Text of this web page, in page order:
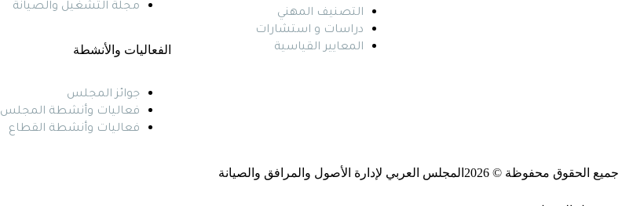
التصنيف المهني
دراسات و استشارات
المعايير القياسية
مجلة التشغيل والصيانة
الفعاليات والأنشطة
جوائز المجلس
فعاليات وأنشطة المجلس
فعاليات وأنشطة القطاع
جميع الحقوق محفوظة © 2026المجلس العربي لإدارة الأصول والمرافق والصيانة